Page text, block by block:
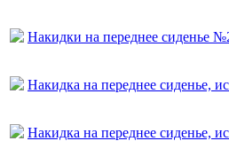
Накидки на переднее сиденье
Накидка на переднее сиденье,
Накидка на переднее сиденье,